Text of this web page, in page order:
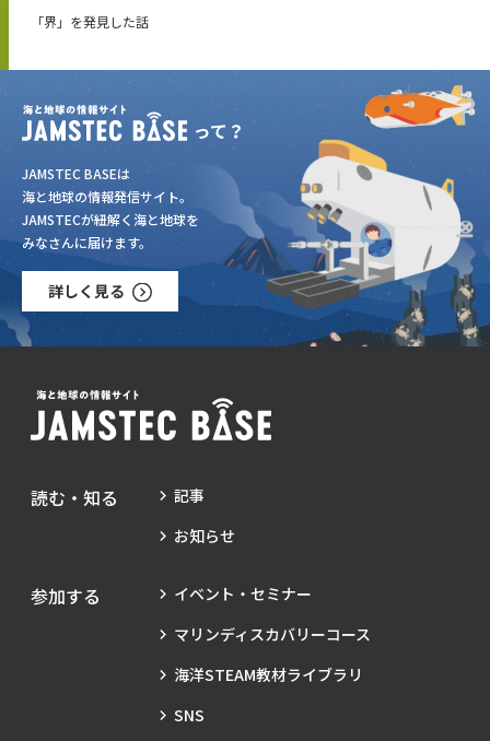
「界」を発見した話
JAMSTEC BASEは
海と地球の情報発信サイト。
JAMSTECが紐解く海と地球を
みなさんに届けます。
詳しく見る
読む・知る
記事
お知らせ
参加する
イベント・セミナー
マリンディスカバリーコース
海洋STEAM教材ライブラリ
SNS